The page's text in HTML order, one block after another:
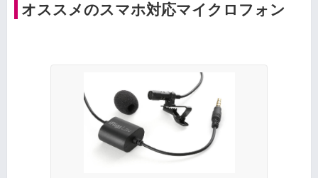
オススメのスマホ対応マイクロフォン